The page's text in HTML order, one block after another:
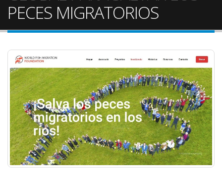
PECES MIGRATORIOS